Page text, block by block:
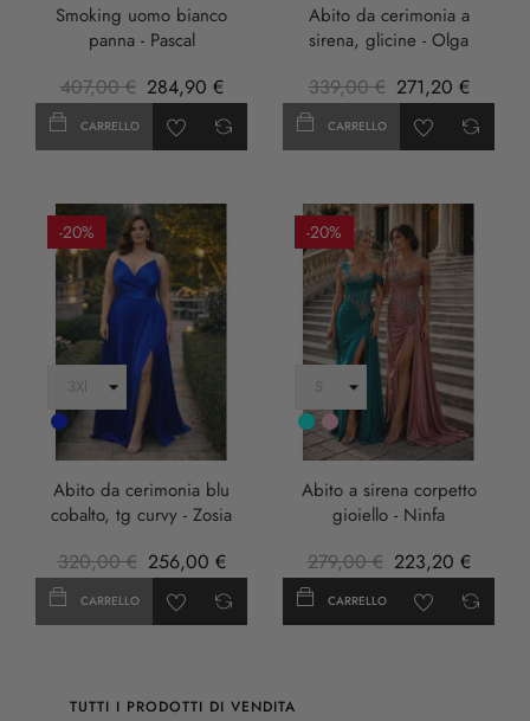
Smoking uomo bianco
panna - Pascal
407,00 € 284,90 €
CARRELLO
Abito da cerimonia a
sirena, glicine - Olga
339,00 € 271,20 €
CARRELLO
-20%
Cobalto
Abito da cerimonia blu
cobalto, tg curvy - Zosia
320,00 € 256,00 €
CARRELLO
-20%
Turchese
rosa
anticha
Abito a sirena corpetto
gioiello - Ninfa
279,00 € 223,20 €
CARRELLO
TUTTI I PRODOTTI DI VENDITA